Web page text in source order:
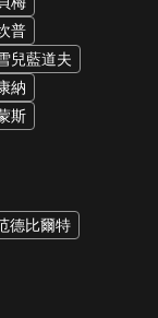
普
兒藍道夫
納
斯
德比爾特